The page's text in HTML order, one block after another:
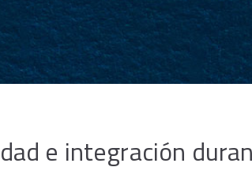
e integración